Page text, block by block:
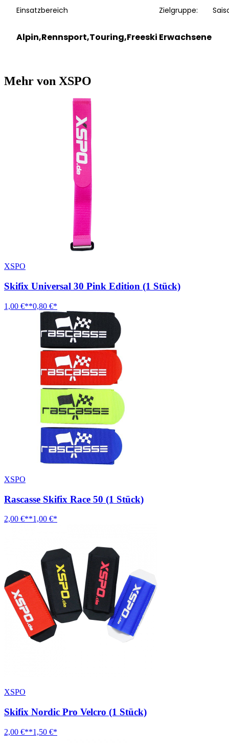
Einsatzbereich
Alpin,Rennsport,Touring,Freeski
Zielgruppe:
Erwachsene
Mehr von XSPO
XSPO
Skifix Universal 30 Pink Edition (1 Stück)
1,00 €**0,80 €*
XSPO
Rascasse Skifix Race 50 (1 Stück)
2,00 €**1,00 €*
XSPO
Skifix Nordic Pro Velcro (1 Stück)
2,00 €**1,50 €*